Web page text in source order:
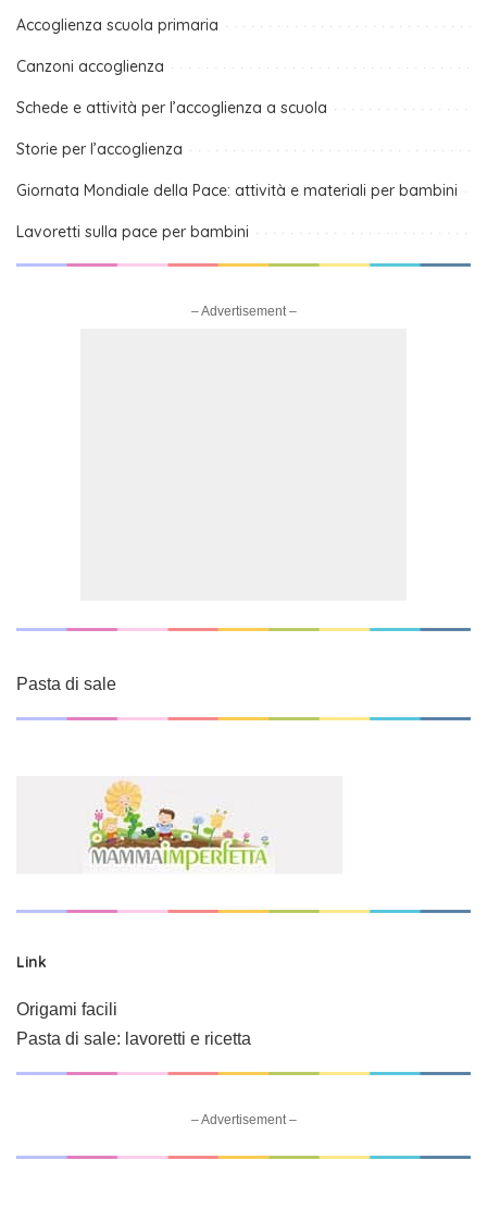
Accoglienza scuola primaria
Canzoni accoglienza
Schede e attività per l’accoglienza a scuola
Storie per l’accoglienza
Giornata Mondiale della Pace: attività e materiali per bambini
Lavoretti sulla pace per bambini
– Advertisement –
Pasta di sale
Link
Origami facili
Pasta di sale: lavoretti e ricetta
– Advertisement –